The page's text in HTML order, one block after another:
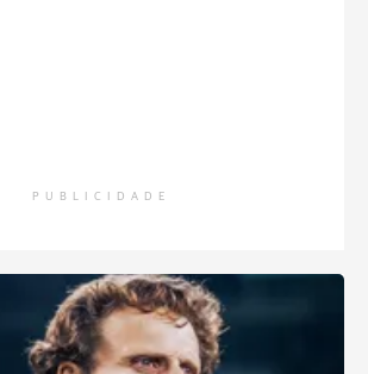
PUBLICIDADE